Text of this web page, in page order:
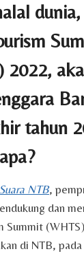
2022,
tahun
Suara NTB,
dan
Summit
di NTB,